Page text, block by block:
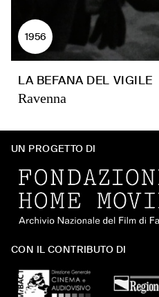
1956
LA BEFANA DEL VIGILE
Ravenna
UN PROGETTO DI
CON IL CONTRIBUTO DI